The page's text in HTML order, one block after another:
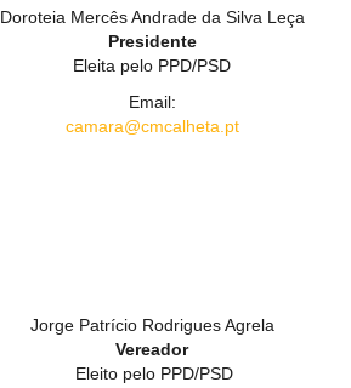
Doroteia Mercês Andrade da Silva Leça
Presidente
Eleita pelo PPD/PSD
Email:
camara@cmcalheta.pt
Jorge Patrício Rodrigues Agrela
Vereador
Eleito pelo PPD/PSD